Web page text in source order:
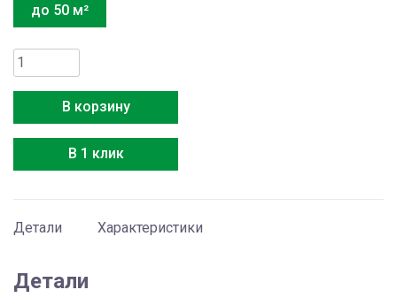
до 50 м²
Количество
товара
MSAG2-
07N8C2U-
В корзину
В 1 клик
Детали Характеристики
Детали